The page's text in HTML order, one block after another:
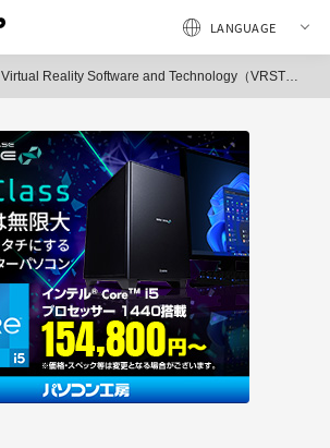
Virtual Reality Software and Technology（VRST）シンポジウム、早稲田大学で開催（ACM／Association for Computing Machinery）